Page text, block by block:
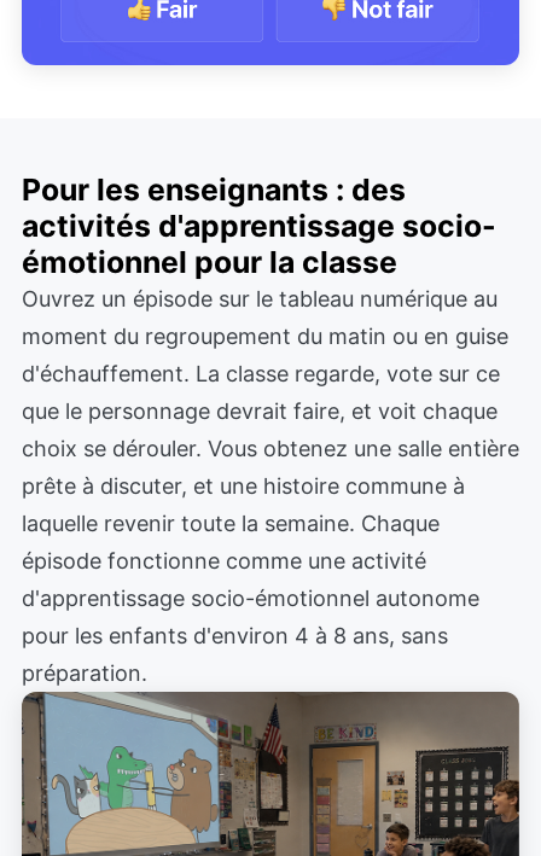
Pour les enseignants : des
activités d'apprentissage socio-
émotionnel pour la classe
Ouvrez un épisode sur le tableau numérique au
moment du regroupement du matin ou en guise
d'échauffement. La classe regarde, vote sur ce
que le personnage devrait faire, et voit chaque
choix se dérouler. Vous obtenez une salle entière
prête à discuter, et une histoire commune à
laquelle revenir toute la semaine. Chaque
épisode fonctionne comme une activité
d'apprentissage socio-émotionnel autonome
pour les enfants d'environ 4 à 8 ans, sans
préparation.